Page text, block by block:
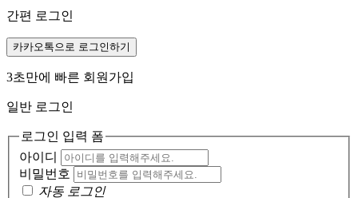
간편 로그인
카카오톡으로 로그인하기
3초만에 빠른 회원가입
일반 로그인
로그인 입력 폼
아이디
비밀번호
자동 로그인